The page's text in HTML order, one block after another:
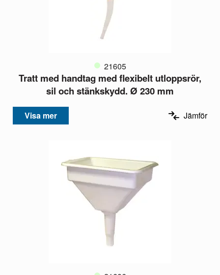
21605
Tratt med handtag med flexibelt utloppsrör,
sil och stänkskydd. Ø 230 mm
Visa mer Jämför